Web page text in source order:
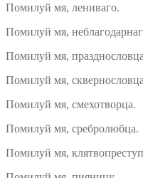
Помилуй мя, лениваго.
Помилуй мя,
Помилуй мя,
Помилуй мя,
Помилуй мя, смехотворца.
Помилуй мя, сребролюбца.
Помилуй мя,